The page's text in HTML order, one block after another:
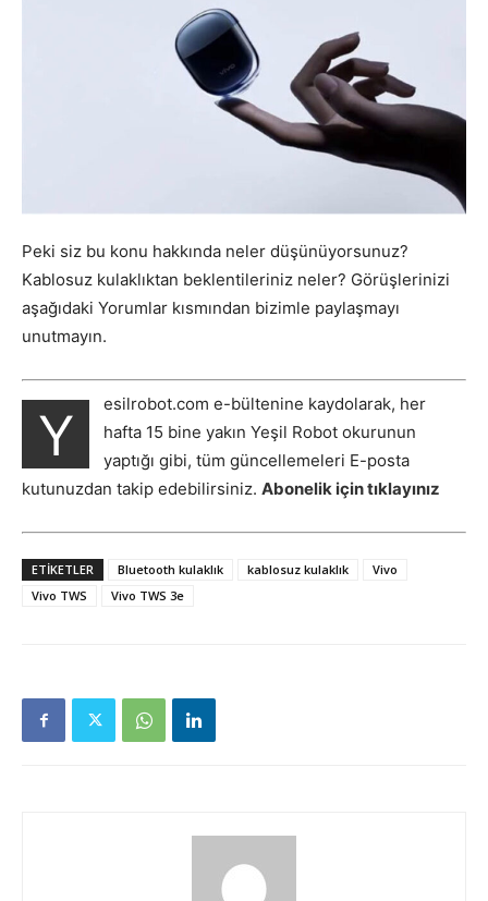
Peki siz bu konu hakkında neler düşünüyorsunuz?
Kablosuz kulaklıktan beklentileriniz neler? Görüşlerinizi
aşağıdaki Yorumlar kısmından bizimle paylaşmayı
unutmayın.
Y
esilrobot.com e-bültenine kaydolarak, her
hafta 15 bine yakın Yeşil Robot okurunun
yaptığı gibi, tüm güncellemeleri E-posta
kutunuzdan takip edebilirsiniz. Abonelik için tıklayınız
ETIKETLER Bluetooth kulaklık kablosuz kulaklık
Vivo
Vivo TWS
Vivo TWS 3e